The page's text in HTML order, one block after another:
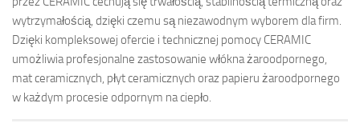
wytrzymałością, dzięki czemu są niezawodnym wyborem dla firm.
Dzięki kompleksowej ofercie i technicznej pomocy CERAMIC
umożliwia profesjonalne zastosowanie włókna żaroodpornego,
mat ceramicznych, płyt ceramicznych oraz papieru żaroodpornego
w każdym procesie odpornym na ciepło.